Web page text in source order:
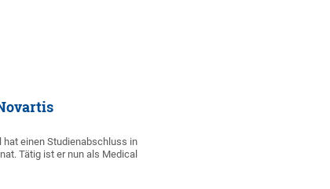
hat einen Studienabschluss in
Tätig ist er nun als Medical